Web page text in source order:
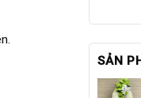
SẢN